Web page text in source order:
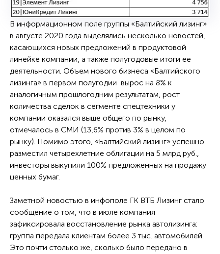
В информационном поле группы «Балтийский лизинг»
в августе 2020 года выделялись несколько новостей,
касающихся новых предложений в продуктовой
линейке компании, а также полугодовые итоги ее
деятельности. Объем нового бизнеса «Балтийского
лизинга» в первом полугодии вырос на 8% к
аналогичным прошлогодним результатам, рост
количества сделок в сегменте спецтехники у
компании оказался выше общего по рынку,
отмечалось в СМИ (13,6% против 3% в целом по
рынку). Помимо этого, «Балтийский лизинг» успешно
разместил четырехлетние облигации на 5 млрд руб.,
инвесторы выкупили 100% предложенных на продажу
ценных бумаг.
Заметной новостью в инфополе ГК ВТБ Лизинг стало
сообщение о том, что в июле компания
зафиксировала восстановление рынка автолизинга:
группа передала клиентам более 3 тыс. автомобилей.
Это почти столько же, сколько было передано в